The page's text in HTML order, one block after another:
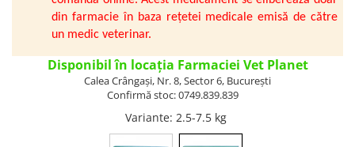
Periaj și Descâlcit Câini
Clești și Forfecuțe
Diverse
Accesorii Câini
Dispozitive pentru administrare
Covorașe absorbante
Clești și Forfecuțe
Accesorii Pisici
Dispozitive pentru administrare
Rucsace și Articole de Transport
Tiroida și Hormoni
Tratamentul Rănilor
Vetoquinol
VetPlus
din farmacie în baza rețetei medicale emisă de către
un medic veterinar.
Disponibil în locația Farmaciei Vet Planet
Calea Crângași, Nr. 8, Sector 6, București
Confirmă stoc: 0749.839.839
Variante: 2.5-7.5 kg